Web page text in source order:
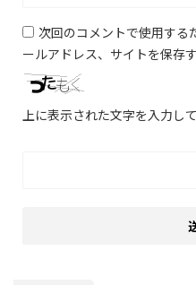
次回のコメントで使用する
ールアドレス、サイトを保存す
上に表示された文字を入力し